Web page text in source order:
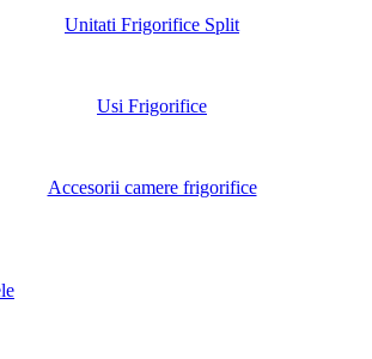
Unitati Frigorifice Split
Usi Frigorifice
Accesorii camere frigorifice